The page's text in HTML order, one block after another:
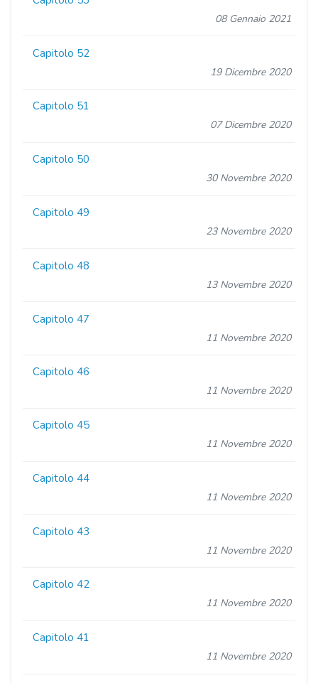
08 Gennaio 2021
Capitolo 52
19 Dicembre 2020
Capitolo 51
07 Dicembre 2020
Capitolo 50
30 Novembre 2020
Capitolo 49
23 Novembre 2020
Capitolo 48
13 Novembre 2020
Capitolo 47
11 Novembre 2020
Capitolo 46
11 Novembre 2020
Capitolo 45
11 Novembre 2020
Capitolo 44
11 Novembre 2020
Capitolo 43
11 Novembre 2020
Capitolo 42
11 Novembre 2020
Capitolo 41
11 Novembre 2020